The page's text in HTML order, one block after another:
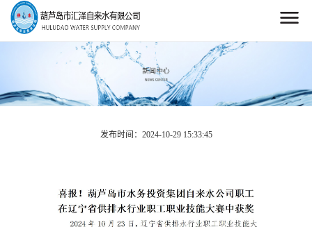
发布时间：2024-10-29 15:33:45